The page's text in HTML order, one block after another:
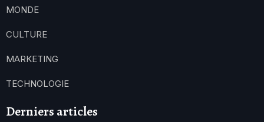
MONDE
CULTURE
MARKETING
TECHNOLOGIE
Derniers articles